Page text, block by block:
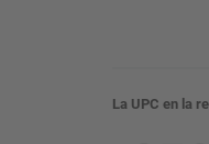
La UPC en la